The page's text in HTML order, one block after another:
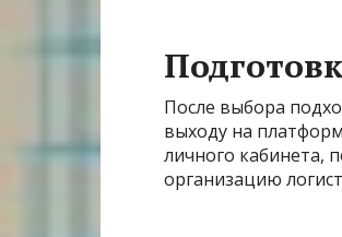
После выбора
выходу на
личного кабинета,
организацию